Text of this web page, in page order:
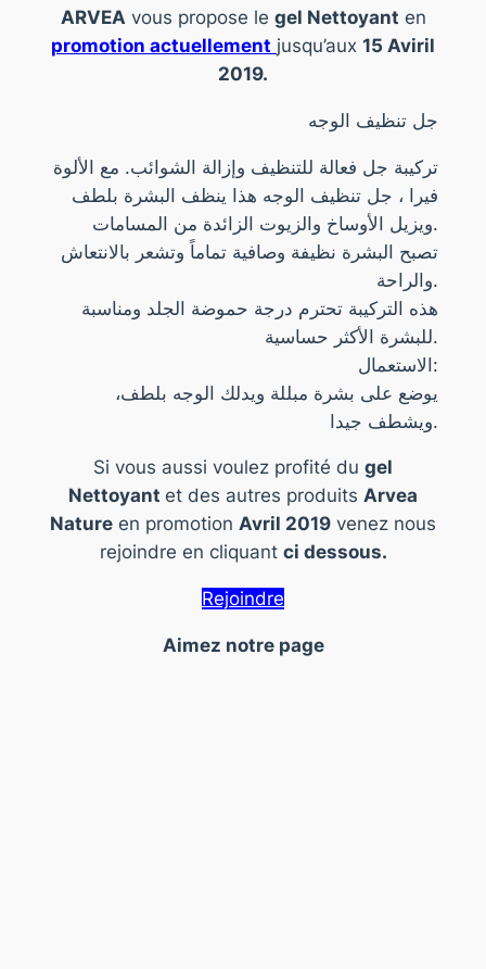
ARVEAvous propose le gel Nettoyant en
promotion actuellement jusqu’aux 15 Aviril
2019.
جل تنظيف الوجه
تركيبة جل فعالة للتنظيف وإزالة الشوائب. مع الألوة
فيرا ، جل تنظيف الوجه هذا ينظف البشرة بلطف
ويزيل الأوساخ والزيوت الزائدة من المسامات.
تصبح البشرة نظيفة وصافية تماماً وتشعر بالانتعاش
والراحة.
هذه التركيبة تحترم درجة حموضة الجلد ومناسبة
للبشرة الأكثر حساسية.
الاستعمال:
يوضع على بشرة مبللة ويدلك الوجه بلطف،
ويشطف جيدا.
Si vous aussi voulez profité du gel
Nettoyant et des autres produits Arvea
Nature en promotion Avril 2019 venez nous
rejoindre en cliquant ci dessous.
Rejoindre
Aimez notre page